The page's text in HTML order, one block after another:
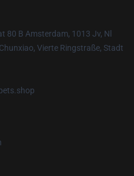
80 B Amsterdam, 1013 Jv, Nl
Vierte Ringstraße, Stadt